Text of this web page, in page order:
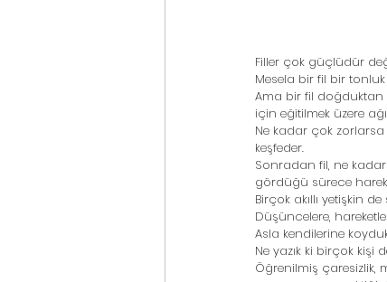
Filler çok güçlüdür
Mesela bir fil bir
Ama bir fil doğduktan
için eğitilmek üzere
Ne kadar çok zorlarsa
keşfeder.
Sonradan fil, ne
gördüğü sürece
Birçok akıllı yetişkin
Düşüncelere,
Asla kendilerine
Ne yazık ki birçok
Öğrenilmiş çaresizlik,